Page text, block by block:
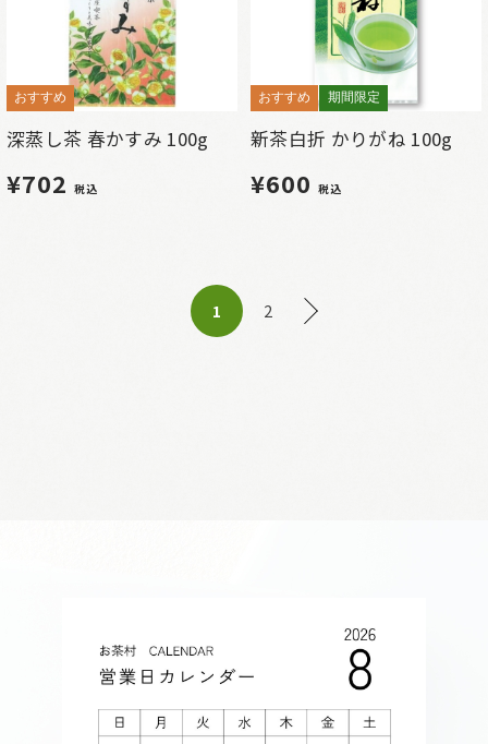
おすすめ
深蒸し茶 春かすみ 100g
¥702税込
おすすめ 期間限定
新茶白折 かりがね 100g
¥600税込
1 2